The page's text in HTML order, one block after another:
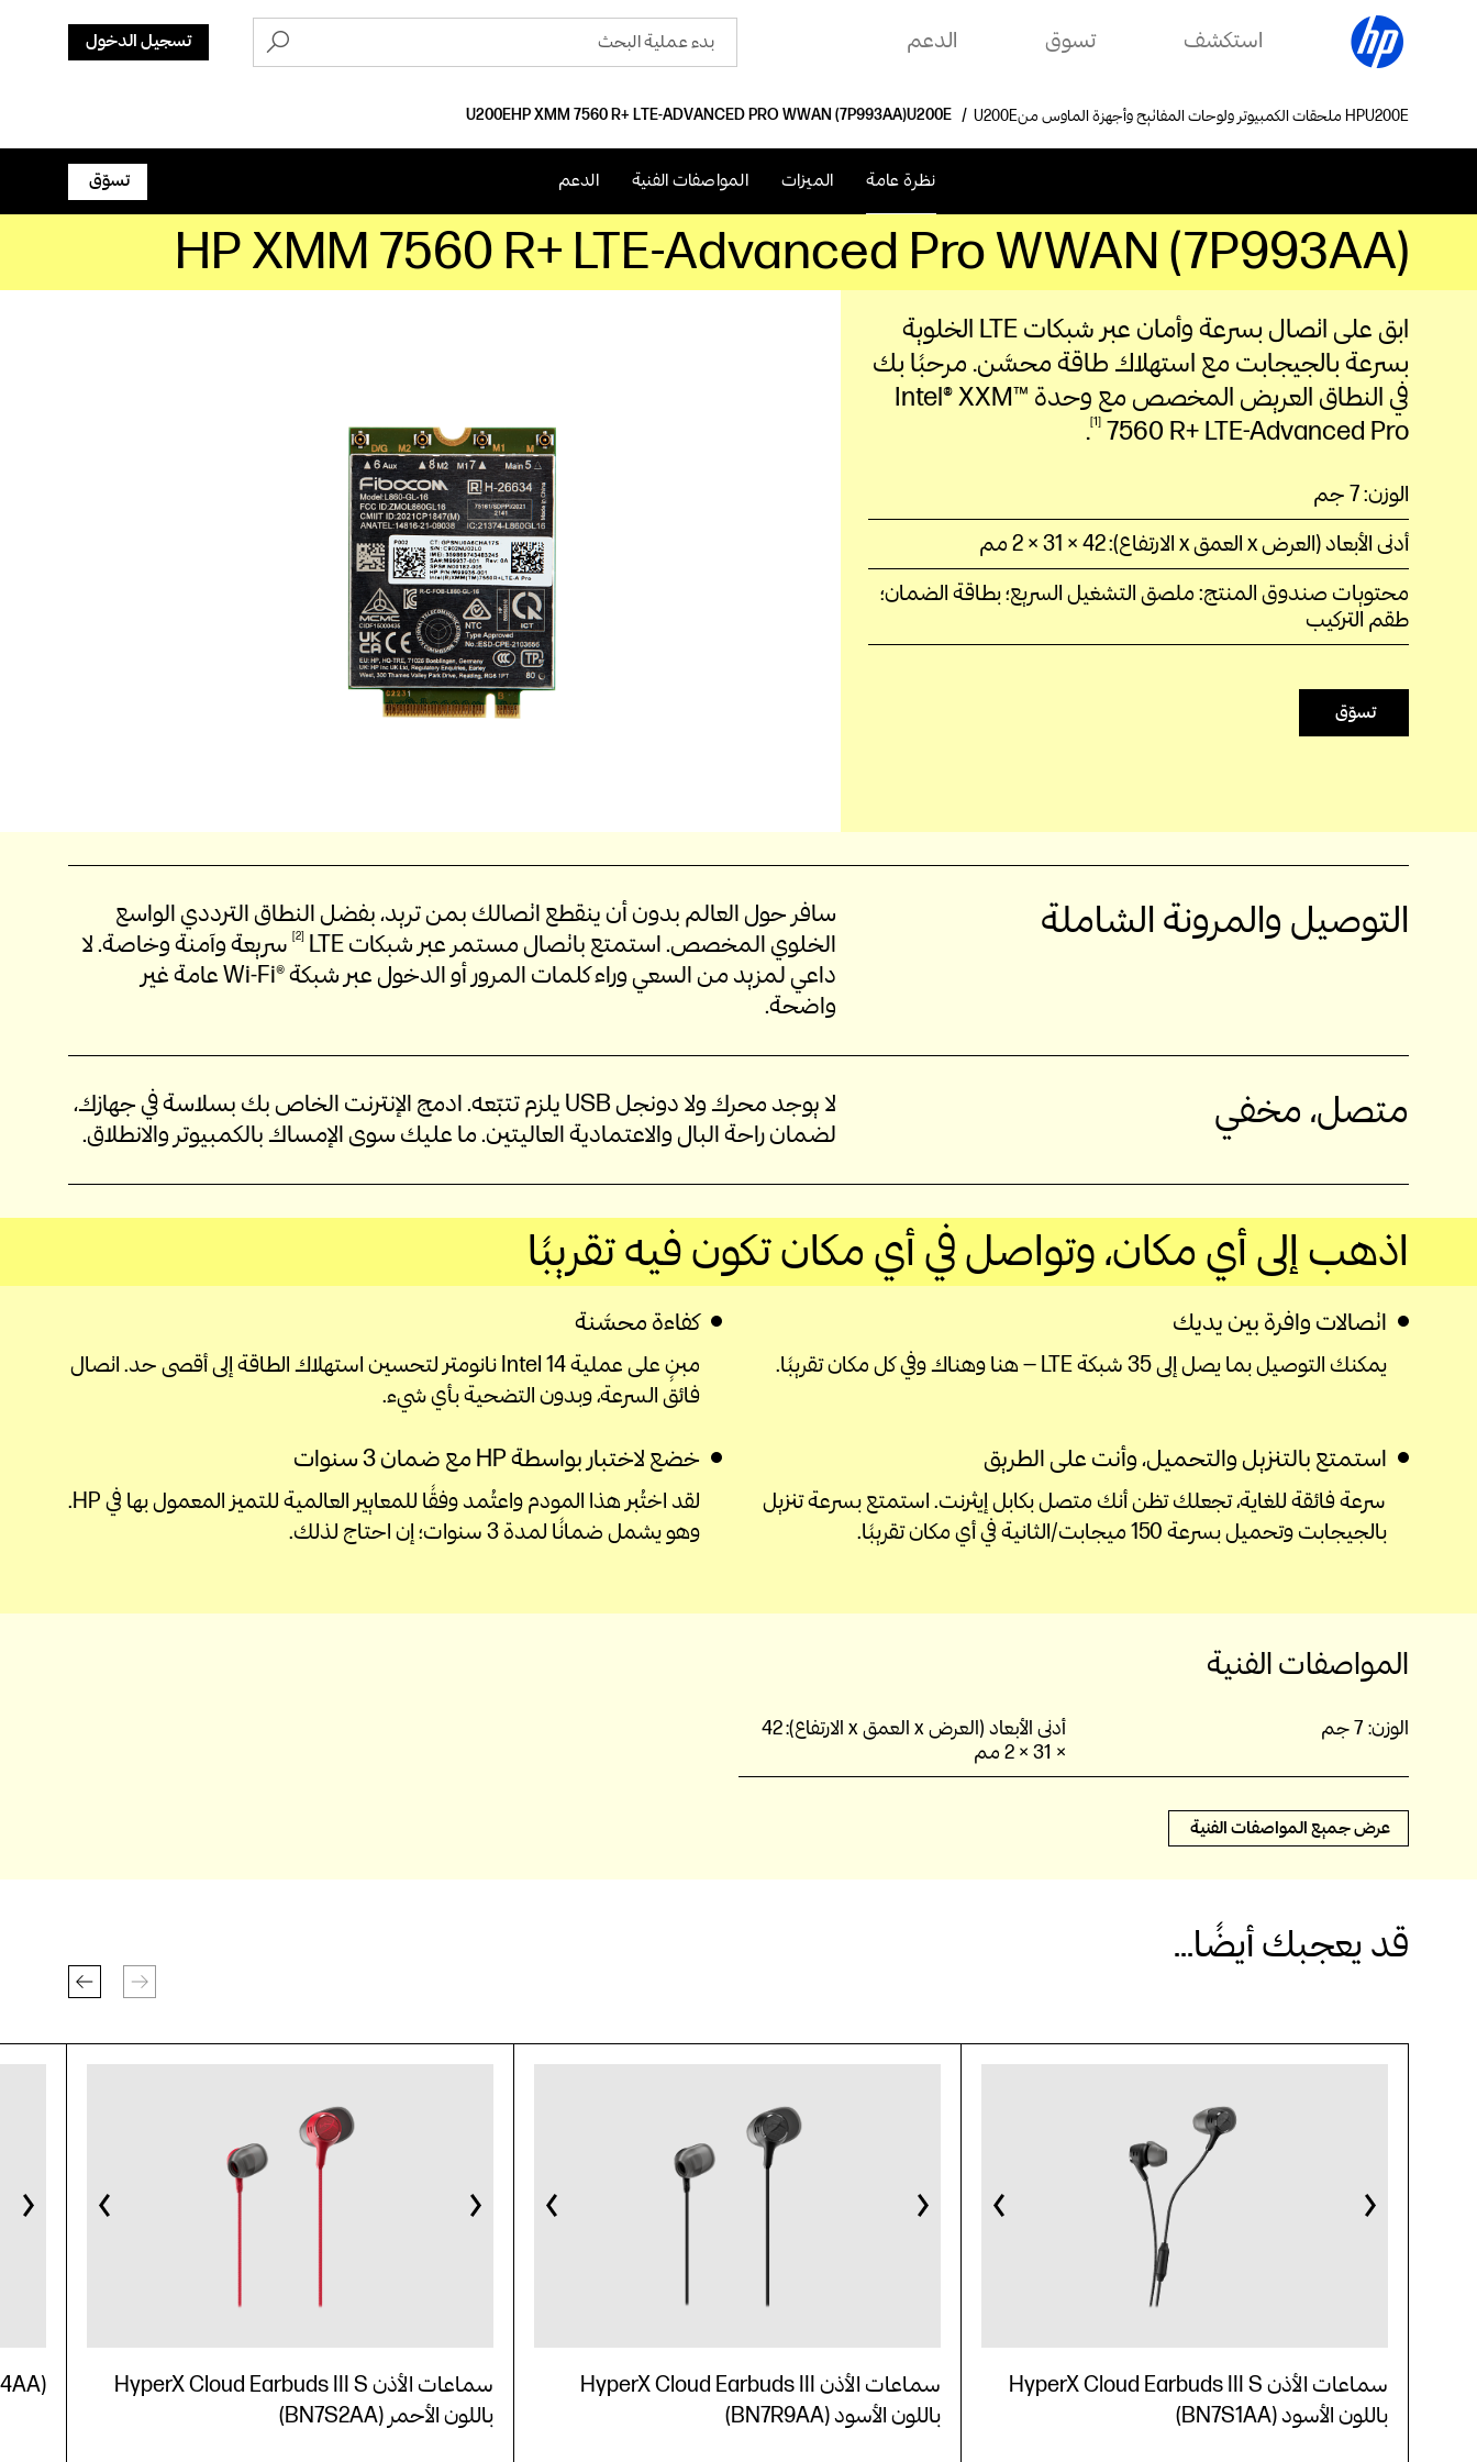
استكشف تسوق الدعم تسجيل الدخول
ملحقات الكمبيوتر ولوحات المفاتيح وأجهزة الماوس من HP HP XMM 7560 R+ LTE-ADVANCED PRO WWAN (7P993AA)
نظرة عامة الميزات المواصفات الفنية الدعم تسوّق
HP XMM 7560 R+ LTE-Advanced Pro WWAN (7P993AA)
ابق على اتصال بسرعة وأمان عبر شبكات LTE الخلوية
بسرعة بالجيجابت مع استهلاك طاقة محسَّن. مرحبًا بك
في النطاق العريض المخصص مع وحدة Intel® XXM™
7560 R+ LTE-Advanced Pro
1
.
الوزن: 7 جم
أدنى الأبعاد (العرض x العمق x الارتفاع): 42 × 31 × 2 مم
محتويات صندوق المنتج: ملصق التشغيل السريع؛ بطاقة الضمان؛
طقم التركيب
تسوّق
التوصيل والمرونة الشاملة
سافر حول العالم بدون أن ينقطع اتصالك بمن تريد، بفضل النطاق الترددي الواسع
الخلوي المخصص. استمتع باتصال مستمر عبر شبكاتLTE
2
سريعة وآمنة وخاصة. لا
داعي لمزيد من السعي وراء كلمات المرور أو الدخول عبر شبكة Wi-Fi®‎ عامة غير
واضحة.
متصل، مخفي
لا يوجد محرك ولا دونجل USB يلزم تتبّعه. ادمج الإنترنت الخاص بك بسلاسة في جهازك،
لضمان راحة البال والاعتمادية العاليتين. ما عليك سوى الإمساك بالكمبيوتر والانطلاق.
اذهب إلى أي مكان، وتواصل في أي مكان تكون فيه تقريبًا
اتصالات وافرة بين يديك
يمكنك التوصيل بما يصل إلى 35 شبكة LTE — هنا وهناك وفي كل مكان تقريبًا.
كفاءة محسَّنة
مبنٍ على عملية Intel 14 نانومتر لتحسين استهلاك الطاقة إلى أقصى حد. اتصال
فائق السرعة، وبدون التضحية بأي شيء.
استمتع بالتنزيل والتحميل، وأنت على الطريق
سرعة فائقة للغاية، تجعلك تظن أنك متصل بكابل إيثرنت. استمتع بسرعة تنزيل
بالجيجابت وتحميل بسرعة 150 ميجابت/الثانية في أي مكان
تقريبًا.
خضع لاختبار بواسطة HP مع ضمان 3 سنوات
لقد اختُبر هذا المودم واعتُمد وفقًا للمعايير العالمية للتميز المعمول بها في HP.
وهو يشمل ضمانًا لمدة 3 سنوات؛ إن احتاج لذلك.
المواصفات الفنية
الوزن: 7 جم أدنى الأبعاد (العرض x العمق x الارتفاع):
42
× 31 × 2 مم
عرض جميع المواصفات الفنية
قد يعجبك أيضًا...
سماعات الأذن HyperX Cloud Earbuds III S
باللون الأحمر (BN7S2AA)
سماعات الأذن HyperX Cloud Earbuds III
باللون الأسود (BN7R9AA)
سماعات الأذن HyperX Cloud Earbuds III S
باللون الأسود (BN7S1AA)